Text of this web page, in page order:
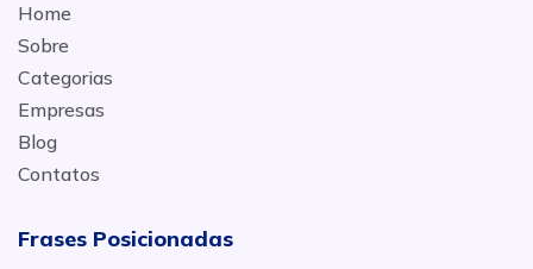
Home
Sobre
Categorias
Empresas
Blog
Contatos
Frases Posicionadas